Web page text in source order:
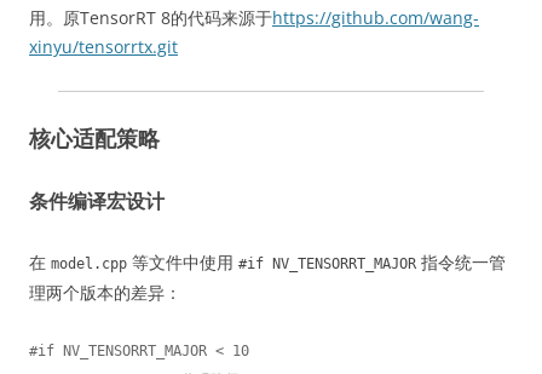
用。原TensorRT 8的代码来源于https://github.com/wang-
xinyu/tensorrtx.git
核心适配策略
条件编译宏设计
在 model.cpp 等文件中使用 #if NV_TENSORRT_MAJOR 指令统一管
理两个版本的差异：
#if NV_TENSORRT_MAJOR < 10